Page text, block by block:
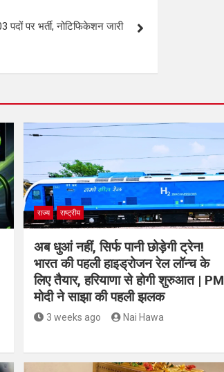
पदों पर भर्ती, नोटिफिकेशन जारी
राज्य राष्ट्रीय
अब धुआं नहीं, सिर्फ पानी छोड़ेगी ट्रेन!
भारत की पहली हाइड्रोजन रेल लॉन्च के
लिए तैयार, हरियाणा से होगी शुरुआत | PM
मोदी ने साझा की पहली झलक
3 weeks ago Nai Hawa